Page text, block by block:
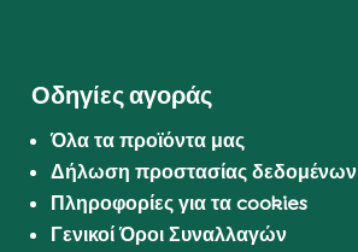
Οδηγίες αγοράς
Όλα τα προϊόντα μας
Δήλωση προστασίας δεδομένων
Πληροφορίες για τα cookies
Γενικοί Όροι Συναλλαγών